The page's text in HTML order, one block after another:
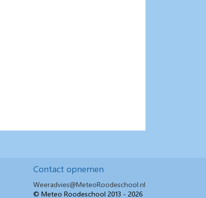
Contact opnemen
Weeradvies@MeteoRoodeschool.nl
© Meteo Roodeschool 2013 - 2026